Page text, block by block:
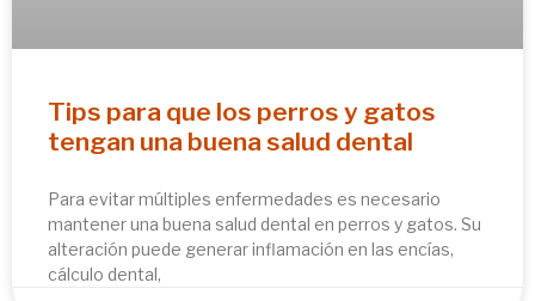
Tips para que los perros y gatos
tengan una buena salud dental
Para evitar múltiples enfermedades es necesario
mantener una buena salud dental en perros y gatos. Su
alteración puede generar inflamación en las encías,
cálculo dental,